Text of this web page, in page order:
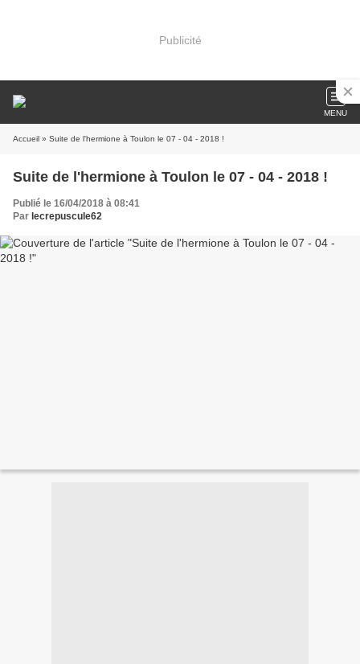
Publicité
MENU
Accueil » Suite de l'hermione à Toulon le 07 - 04 - 2018 !
Suite de l'hermione à Toulon le 07 - 04 - 2018 !
Publié le 16/04/2018 à 08:41
Par lecrepuscule62